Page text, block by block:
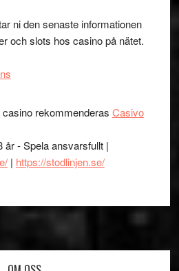
ni den senaste informationen
och slots hos casino på nätet.
rekommenderas Casivo
år - Spela ansvarsfullt |
| https://stodlinjen.se/